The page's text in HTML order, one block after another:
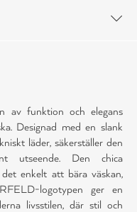
av funktion och elegans
Designad med en slank
läder, säkerställer den
utseende. Den chica
enkelt att bära väskan,
logotypen ger en
livsstilen, där stil och